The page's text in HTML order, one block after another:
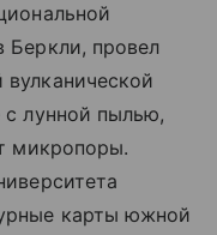
Беркли, провел
лунной пылью,
микропоры.
карты южной